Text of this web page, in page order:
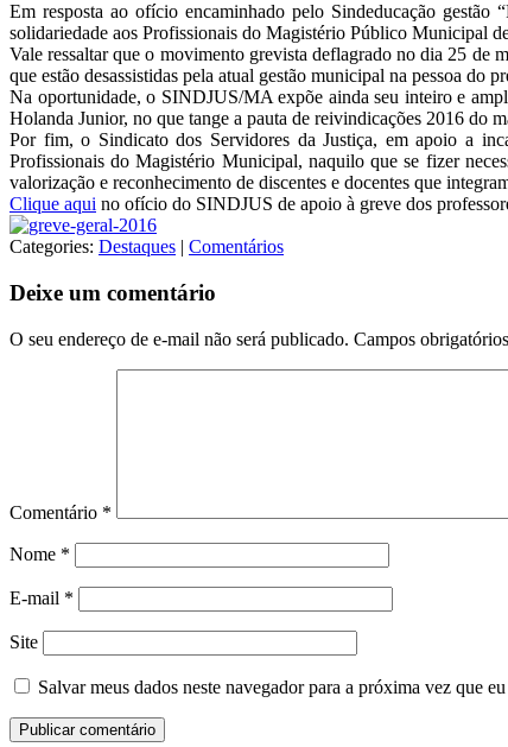
Em resposta ao ofício encaminhado pelo Sindeducação
solidariedade aos Profissionais do Magistério Público Municipal
Vale ressaltar que o movimento grevista deflagrado no dia 25 de
que estão desassistidas pela atual gestão municipal na pessoa do
Na oportunidade, o SINDJUS/MA expõe ainda seu inteiro e
Holanda Junior, no que tange a pauta de reivindicações 2016 do
Por fim, o Sindicato dos Servidores da Justiça, em apoio a
Profissionais do Magistério Municipal, naquilo que se fizer
valorização e reconhecimento de discentes e docentes que
Clique aqui no ofício do SINDJUS de apoio à greve dos
Categories: Destaques | Comentários
Deixe um comentário
O seu endereço de e-mail não será publicado. Campos
Comentário *
Nome *
E-mail *
Site
Salvar meus dados neste navegador para a próxima vez que